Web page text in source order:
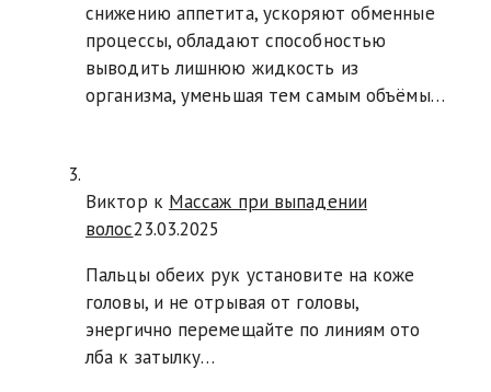
снижению аппетита, ускоряют обменные
процессы, обладают способностью
выводить лишнюю жидкость из
организма, уменьшая тем самым объёмы…
Виктор к Массаж при выпадении
волос23.03.2025
Пальцы обеих рук установите на коже
головы, и не отрывая от головы,
энергично перемещайте по линиям ото
лба к затылку…